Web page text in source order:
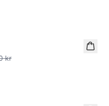
kr